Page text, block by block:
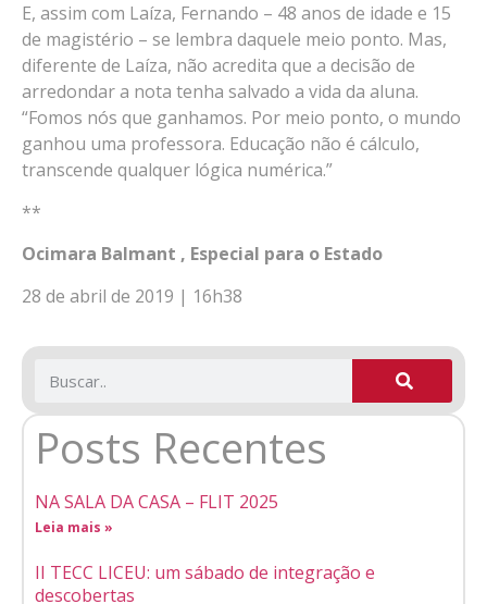
E, assim com Laíza, Fernando – 48 anos de idade e 15
de magistério – se lembra daquele meio ponto. Mas,
diferente de Laíza, não acredita que a decisão de
arredondar a nota tenha salvado a vida da aluna.
“Fomos nós que ganhamos. Por meio ponto, o mundo
ganhou uma professora. Educação não é cálculo,
transcende qualquer lógica numérica.”
**
Ocimara Balmant , Especial para o Estado
28 de abril de 2019 | 16h38
Posts Recentes
NA SALA DA CASA – FLIT 2025
Leia mais »
II TECC LICEU: um sábado de integração e
descobertas